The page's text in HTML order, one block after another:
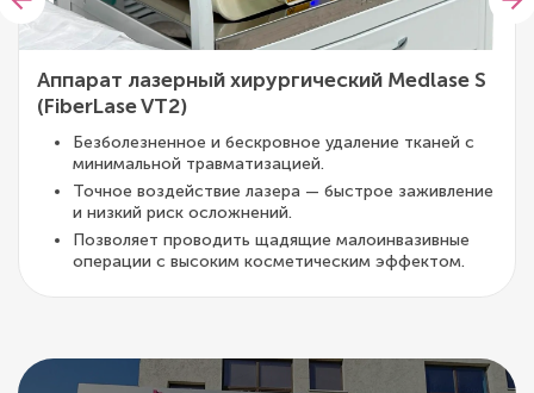
Аппарат лазерный хирургический Medlase S
(FiberLase VT2)
Безболезненное и бескровное удаление тканей с
минимальной травматизацией.
Точное воздействие лазера — быстрое заживление
и низкий риск осложнений.
Позволяет проводить щадящие малоинвазивные
операции с высоким косметическим эффектом.